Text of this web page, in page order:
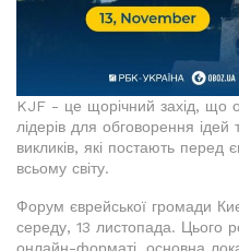
KJF - це щорічний захід, що
лідерів для обговорення
викликів, які постають
всьому світу.
Форум єврейської громади
середу, 13 листопада. Цього